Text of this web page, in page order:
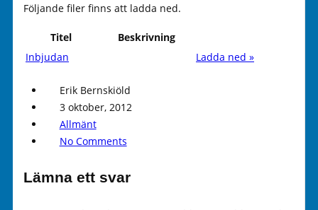
Följande filer finns att ladda ned.
Titel
Beskrivning
Inbjudan
Ladda ned »
Erik Bernskiöld
3 oktober, 2012
Allmänt
No Comments
Lämna ett svar